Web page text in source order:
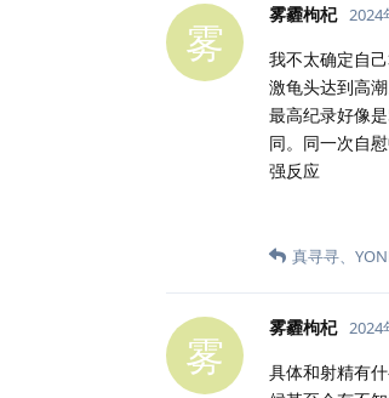
雾
雾霾枸杞 2024
我不太确定自
激龟头达到高
最高纪录好像
同。同一次自
强反应
真寻寻、
雾
雾霾枸杞 2024
具体和射精有